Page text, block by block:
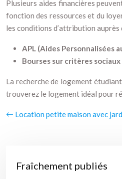
Plusieurs aides financières
fonction des ressources et du
les conditions d’attribution auprès
APL (Aides Personnalisées
Bourses sur critères sociaux
La recherche de logement
trouverez le logement idéal pour
Location petite maison avec
Fraîchement publiés